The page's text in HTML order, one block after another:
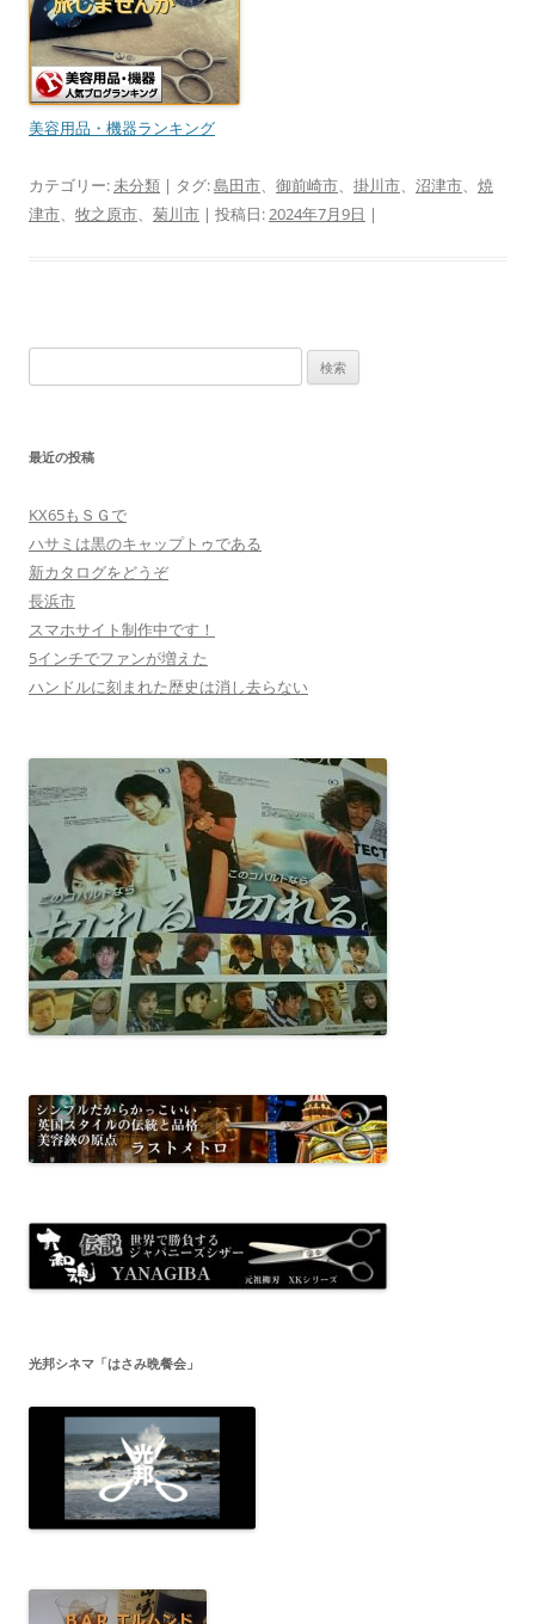
美容用品・機器ランキング
カテゴリー:未分類 | タグ:島田市、 御前崎市、 掛川市、 沼津市、 焼
津市、 牧之原市、 菊川市 | 投稿日:2024年7月9日 |
索:
最近の投稿
KX65もＳＧで
ハサミは黒のキャップトゥである
新カタログをどうぞ
長浜市
スマホサイト制作中です！
5インチでファンが増えた
ハンドルに刻まれた歴史は消し去らない
光邦シネマ「はさみ晩餐会」